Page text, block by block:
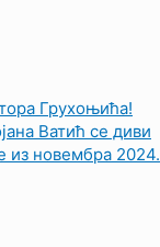
Грухоњића!
Ватић се диви
из новембра 2024.